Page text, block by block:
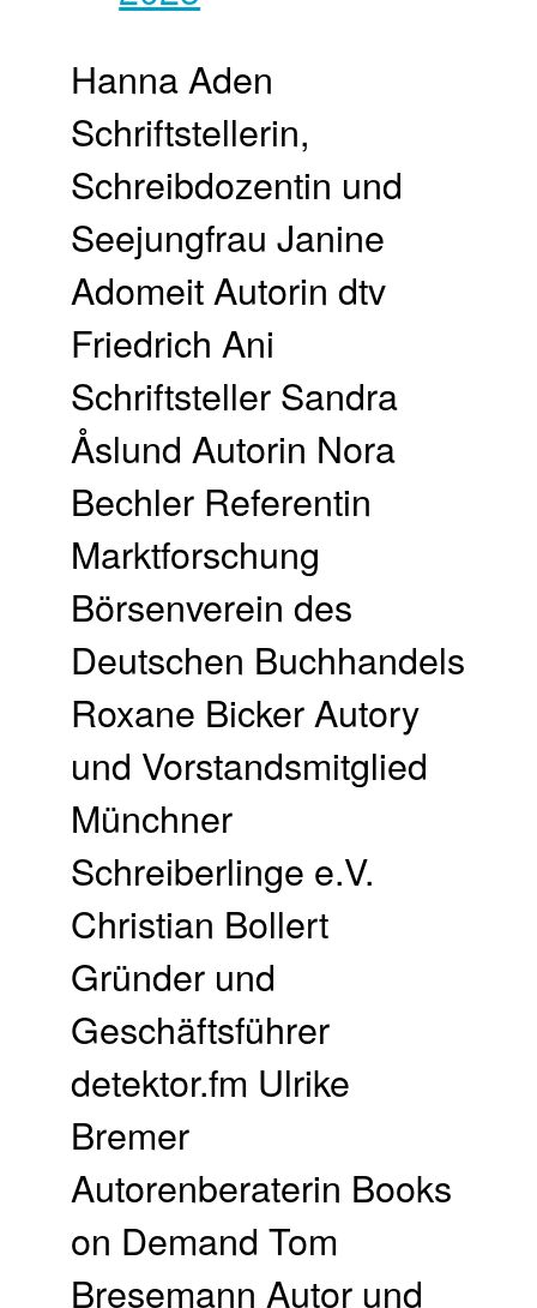
Hanna Aden
Schriftstellerin,
Schreibdozentin und
Seejungfrau Janine
Adomeit Autorin dtv
Friedrich Ani
Schriftsteller Sandra
Åslund Autorin Nora
Bechler Referentin
Marktforschung
Börsenverein des
Deutschen Buchhandels
Roxane Bicker Autory
und Vorstandsmitglied
Münchner
Schreiberlinge e.V.
Christian Bollert
Gründer und
Geschäftsführer
detektor.fm Ulrike
Bremer
Autorenberaterin Books
on Demand Tom
Bresemann Autor und